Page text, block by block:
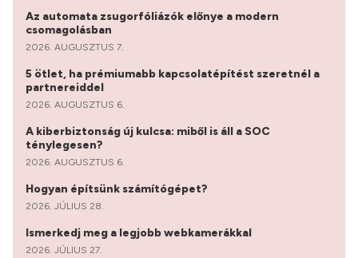
Az automata zsugorfóliázók előnye a modern
csomagolásban
2026. AUGUSZTUS 7.
5 ötlet, ha prémiumabb kapcsolatépítést szeretnél a
partnereiddel
2026. AUGUSZTUS 6.
A kiberbiztonság új kulcsa: miből is áll a SOC
ténylegesen?
2026. AUGUSZTUS 6.
Hogyan építsünk számítógépet?
2026. JÚLIUS 28.
Ismerkedj meg a legjobb webkamerákkal
2026. JÚLIUS 27.